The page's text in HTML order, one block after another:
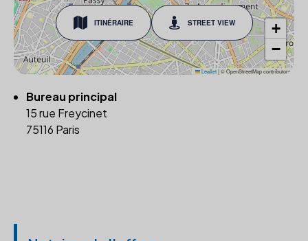
ITINÉRAIRE STREET VIEW
+
−
Leaflet|© OpenStreetMap contributors
Bureau principal
15 rue Freycinet
75116 Paris